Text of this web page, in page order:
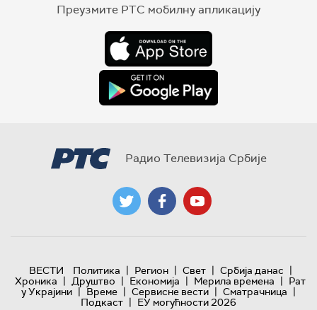
Преузмите РТС мобилну апликацију
Радио Телевизија Србије
ВЕСТИ Политика | Регион | Свет | Србија данас |
Хроника | Друштво | Економија | Мерила времена | Рат
у Украјини | Време | Сервисне вести | Сматрачница |
Подкаст | ЕУ могућности 2026